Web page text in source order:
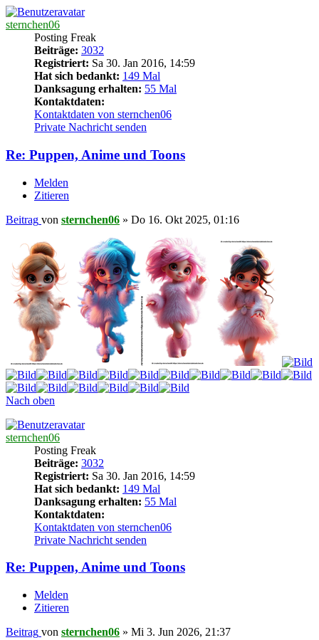
sternchen06
Posting Freak
Beiträge: 3032
Registriert: Sa 30. Jan 2016, 14:59
Hat sich bedankt: 149 Mal
Danksagung erhalten: 55 Mal
Kontaktdaten:
Kontaktdaten von sternchen06
Private Nachricht senden
Re: Puppen, Anime und Toons
Melden
Zitieren
Beitrag von sternchen06 » Do 16. Okt 2025, 01:16
Nach oben
sternchen06
Posting Freak
Beiträge: 3032
Registriert: Sa 30. Jan 2016, 14:59
Hat sich bedankt: 149 Mal
Danksagung erhalten: 55 Mal
Kontaktdaten:
Kontaktdaten von sternchen06
Private Nachricht senden
Re: Puppen, Anime und Toons
Melden
Zitieren
Beitrag von sternchen06 » Mi 3. Jun 2026, 21:37